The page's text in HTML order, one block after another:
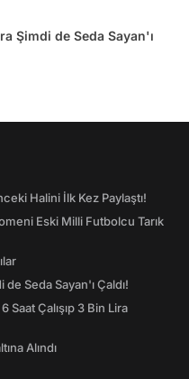
Şimdi de Seda Sayan'ı
Halini İlk Kez Paylaştı!
Eski Milli Futbolcu Tarık
Seda Sayan'ı Çaldı!
Saat Çalışıp 3 Bin Lira
Alındı